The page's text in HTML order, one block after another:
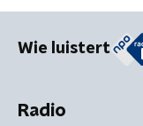
Wie luistert
Radio